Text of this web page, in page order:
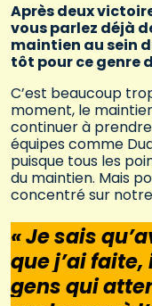
Après deux
vous parlez déjà
maintien au sein
tôt pour ce genre
C’est beaucoup
moment, le
continuer à
équipes comme
puisque tous les
du maintien. Mais
concentré sur
« Je sais
que j’ai
gens qui